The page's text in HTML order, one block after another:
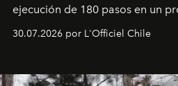
ejecución de 180 pasos en un
que se enseña solamente en la
30.07.2026 por L'Officiel Chile